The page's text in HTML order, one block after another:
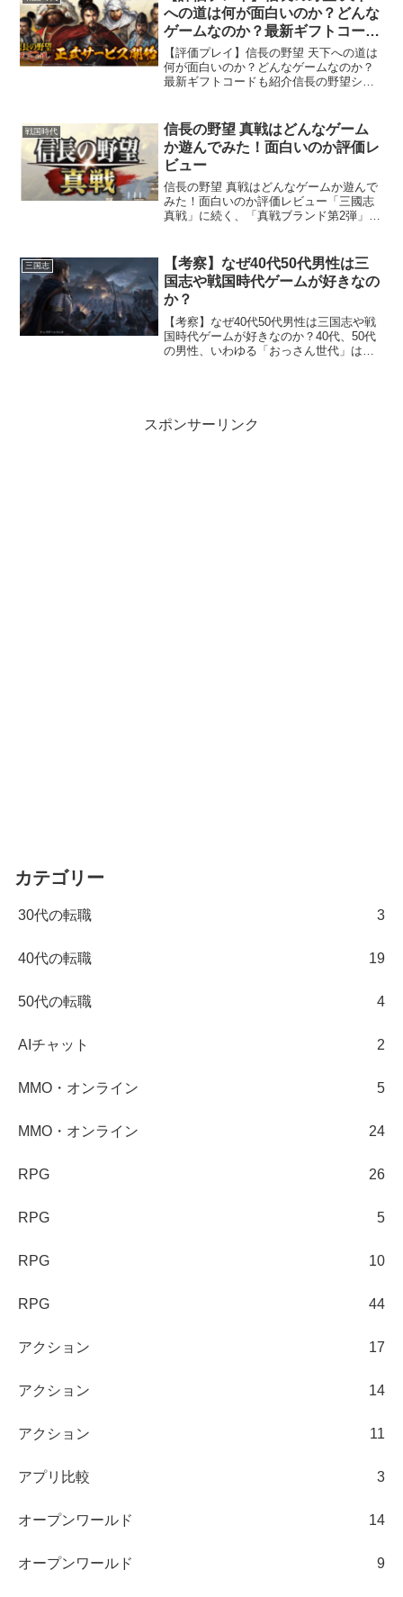
法と最新のギフトコー...
への道は何が面白いのか？どんな
ゲームなのか？最新ギフトコード
も紹介
【評価プレイ】信長の野望 天下への道は
何が面白いのか？どんなゲームなのか？
最新ギフトコードも紹介信長の野望シリ
レーションゲーム「信長の野望 天下への
道」あの名作「信...
戦国時代
信長の野望 真戦はどんなゲーム
か遊んでみた！面白いのか評価レ
ビュー
信長の野望 真戦はどんなゲームか遊んで
みた！面白いのか評価レビュー「三國志
真戦」に続く、「真戦ブランド第2弾」
想を含めて、詳しくご紹介します。信長
の野望 真戦開発元...
三国志
【考察】なぜ40代50代男性は三
国志や戦国時代ゲームが好きなの
か？
【考察】なぜ40代50代男性は三国志や戦
国時代ゲームが好きなのか？40代、50代
の男性、いわゆる「おっさん世代」は、
スポンサーリンク
カテゴリー
30代の転職 3
40代の転職 19
50代の転職 4
AIチャット 2
MMO・オンライン 5
MMO・オンライン 24
RPG 26
RPG 5
RPG 10
RPG 44
アクション 17
アクション 14
アクション 11
アプリ比較 3
オープンワールド 14
オープンワールド 9